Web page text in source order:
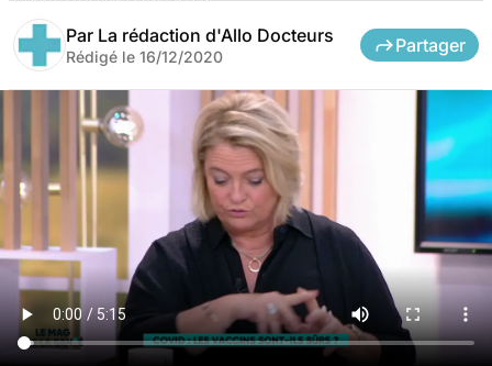
Par La rédaction d'Allo Docteurs
Rédigé le 16/12/2020
Partager